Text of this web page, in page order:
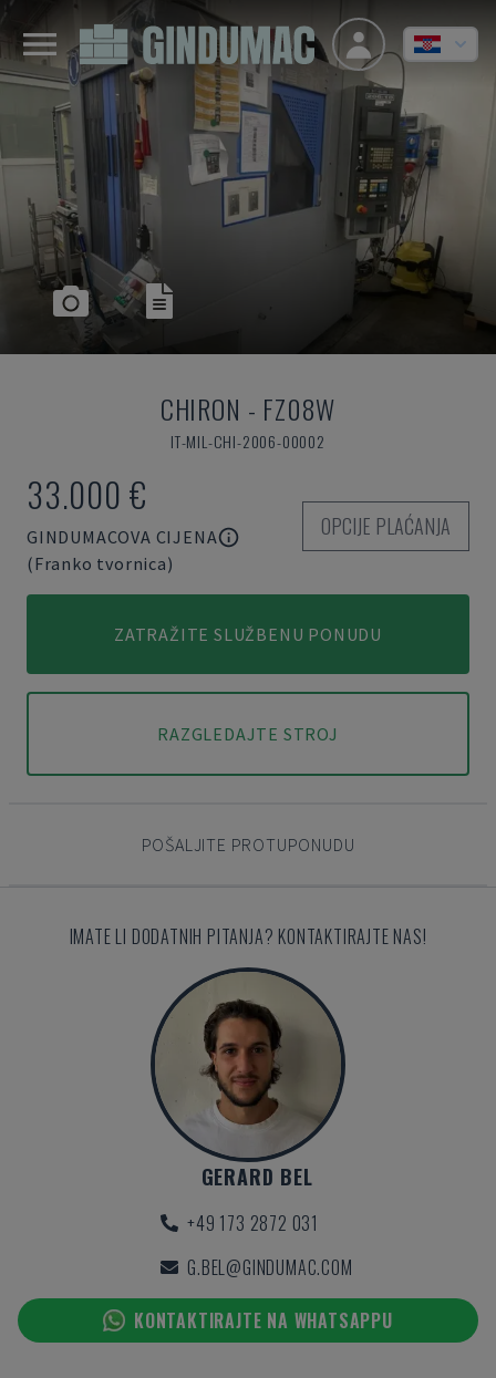
CHIRON - FZ08W
IT-MIL-CHI-2006-00002
33.000 €
GINDUMACOVA CIJENA
(Franko tvornica)
OPCIJE PLAĆANJA
ZATRAŽITE SLUŽBENU PONUDU
RAZGLEDAJTE STROJ
POŠALJITE PROTUPONUDU
IMATE LI DODATNIH PITANJA? KONTAKTIRAJTE NAS!
GERARD BEL
+49 173 2872 031
G.BEL@GINDUMAC.COM
KONTAKTIRAJTE NA WHATSAPPU